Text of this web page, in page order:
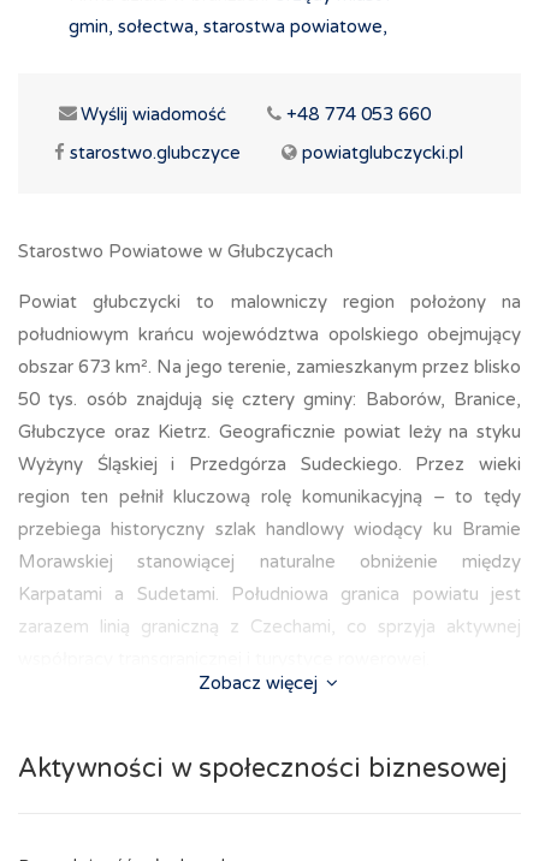
gmin, sołectwa, starostwa powiatowe,
Wyślij wiadomość
+48 774 053 660
starostwo.glubczyce
powiatglubczycki.pl
Starostwo Powiatowe w Głubczycach
Powiat głubczycki to malowniczy region położony na
południowym krańcu województwa opolskiego obejmujący
obszar 673 km². Na jego terenie, zamieszkanym przez blisko
50 tys. osób znajdują się cztery gminy: Baborów, Branice,
Głubczyce oraz Kietrz. Geograficznie powiat leży na styku
Wyżyny Śląskiej i Przedgórza Sudeckiego. Przez wieki
region ten pełnił kluczową rolę komunikacyjną – to tędy
przebiega historyczny szlak handlowy wiodący ku Bramie
Morawskiej stanowiącej naturalne obniżenie między
Karpatami a Sudetami. Południowa granica powiatu jest
zarazem linią graniczną z Czechami, co sprzyja aktywnej
Zobacz więcej
Aktywności w społeczności biznesowej